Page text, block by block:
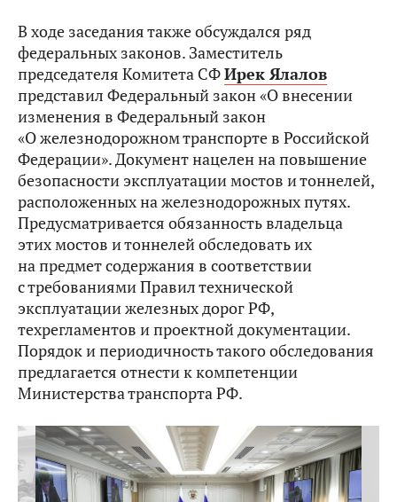
В ходе заседания также обсуждался ряд
федеральных законов. Заместитель
председателя Комитета СФИрек Ялалов
представил Федеральный закон «О внесении
изменения в Федеральный закон
«О железнодорожном транспорте в Российской
Федерации». Документ нацелен на повышение
безопасности эксплуатации мостов и тоннелей,
расположенных на железнодорожных путях.
Предусматривается обязанность владельца
этих мостов и тоннелей обследовать их
на предмет содержания в соответствии
с требованиями Правил технической
эксплуатации железных дорог РФ,
техрегламентов и проектной документации.
Порядок и периодичность такого обследования
предлагается отнести к компетенции
Министерства транспорта РФ.